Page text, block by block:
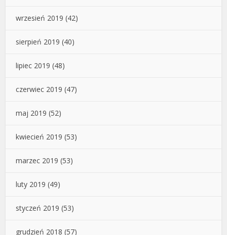
wrzesień 2019 (42)
sierpień 2019 (40)
lipiec 2019 (48)
czerwiec 2019 (47)
maj 2019 (52)
kwiecień 2019 (53)
marzec 2019 (53)
luty 2019 (49)
styczeń 2019 (53)
grudzień 2018 (57)